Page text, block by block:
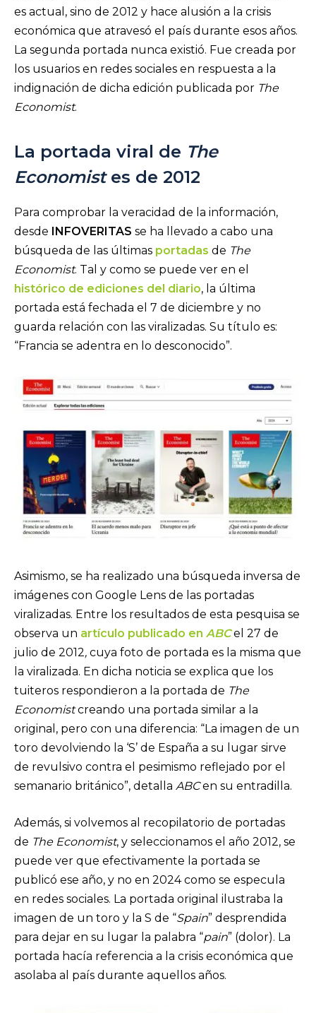
es actual, sino de 2012 y hace alusión a la crisis
económica que atravesó el país durante esos años.
La segunda portada nunca existió. Fue creada por
los usuarios en redes sociales en respuesta a la
indignación de dicha edición publicada por The
Economist.
La portada viral de The
Economist es de 2012
Para comprobar la veracidad de la información,
desde INFOVERITAS se ha llevado a cabo una
búsqueda de las últimas portadas de The
Economist. Tal y como se puede ver en el
histórico de ediciones del diario, la última
portada está fechada el 7 de diciembre y no
guarda relación con las viralizadas. Su título es:
“Francia se adentra en lo desconocido”.
Asimismo, se ha realizado una búsqueda inversa de
imágenes con Google Lens de las portadas
viralizadas. Entre los resultados de esta pesquisa se
observa un artículo publicado en ABC el 27 de
julio de 2012, cuya foto de portada es la misma que
la viralizada. En dicha noticia se explica que los
tuiteros respondieron a la portada de The
Economistcreando una portada similar a la
original, pero con una diferencia: “La imagen de un
toro devolviendo la ‘S’ de España a su lugar sirve
de revulsivo contra el pesimismo reflejado por el
semanario británico”, detalla ABCen su entradilla.
Además, si volvemos al recopilatorio de portadas
de The Economist, y seleccionamos el año 2012, se
puede ver que efectivamente la portada se
publicó ese año, y no en 2024 como se especula
en redes sociales. La portada original ilustraba la
imagen de un toro y la S de “Spain” desprendida
para dejar en su lugar la palabra “pain” (dolor). La
portada hacía referencia a la crisis económica que
asolaba al país durante aquellos años.